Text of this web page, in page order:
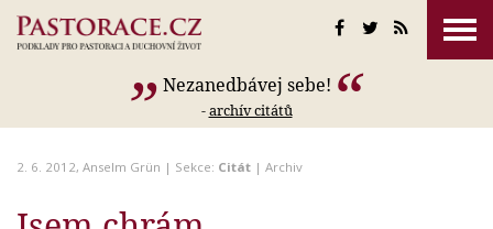
Nezanedbávej sebe!
-archív citátů
2. 6. 2012, Anselm Grün | Sekce: Citát | Archiv